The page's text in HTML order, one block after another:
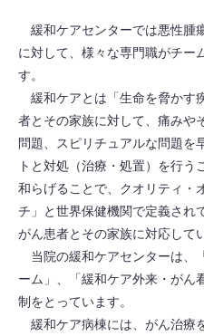
緩和ケアセンターでは悪性腫
に対して、様々な専門職がチー
す。
緩和ケアとは「生命を脅かす
者とその家族に対して、痛みや
問題、スピリチュアルな問題を
トと対処（治療・処置）を行う
和らげることで、クオリティ・
チ」と世界保健機関で定義され
がん患者とその家族に対応して
当院の緩和ケアセンターは、
ーム」、「緩和ケア外来・がん
制をとっています。
緩和ケア病棟には、がん治療